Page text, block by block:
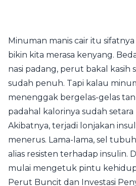
Minuman manis cair itu
bikin kita merasa kenyang.
nasi padang, perut bakal kasih
sudah penuh. Tapi kalau
menenggak bergelas-gelas
padahal kalorinya sudah
Akibatnya, terjadi lonjakan
menerus. Lama-lama, sel
alias resisten terhadap insulin.
mulai mengetuk pintu
Perut Buncit dan Investasi